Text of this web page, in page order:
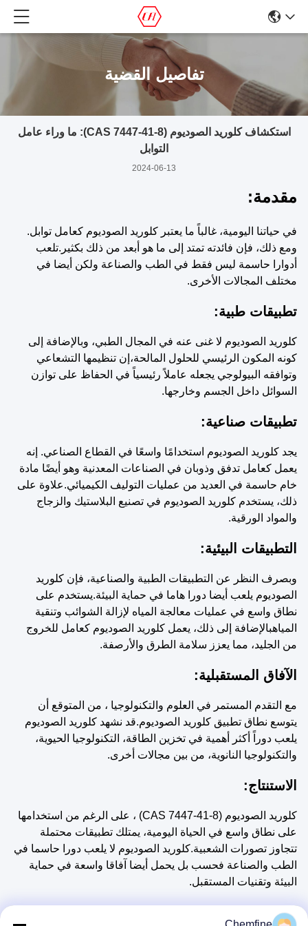
تفاصيل القضية
استكشاف كلوريد الصوديوم (CAS 7447-41-8): ما وراء عامل
التوابل
2024-06-13
مقدمة:
في حياتنا اليومية، غالباً ما يعتبر كلوريد الصوديوم كعامل توابل.
ومع ذلك، فإن فائدته تمتد إلى ما هو أبعد من ذلك بكثير.تلعب
أدوارا حاسمة ليس فقط في الطب والصناعة ولكن أيضا في
مختلف المجالات الأخرى.
تطبيقات طبية:
كلوريد الصوديوم لا غنى عنه في المجال الطبي، وبالإضافة إلى
كونه المكون الرئيسي للحلول المالحة،إن تنظيمها التشعاعي
وتوافقه البيولوجي يجعله عاملاً رئيسياً في الحفاظ على توازن
السوائل داخل الجسم وخارجها.
تطبيقات صناعية:
يجد كلوريد الصوديوم استخدامًا واسعًا في القطاع الصناعي. إنه
يعمل كعامل تدفق وذوبان في الصناعات المعدنية وهو أيضًا مادة
خام حاسمة في العديد من عمليات التوليف الكيميائي.علاوة على
ذلك، يستخدم كلوريد الصوديوم في تصنيع البلاستيك والزجاج
والمواد الورقية.
التطبيقات البيئية:
وبصرف النظر عن التطبيقات الطبية والصناعية، فإن كلوريد
الصوديوم يلعب أيضا دورا هاما في حماية البيئة.يستخدم على
نطاق واسع في عمليات معالجة المياه لإزالة الشوائب وتنقية
المياهبالإضافة إلى ذلك، يعمل كلوريد الصوديوم كعامل للخروج
من الجليد، مما يعزز سلامة الطرق والأرصفة.
الآفاق المستقبلية:
مع التقدم المستمر في العلوم والتكنولوجيا ، من المتوقع أن
يتوسع نطاق تطبيق كلوريد الصوديوم.قد نشهد كلوريد الصوديوم
يلعب دوراً أكثر أهمية في تخزين الطاقة، التكنولوجيا الحيوية،
والتكنولوجيا النانوية، من بين مجالات أخرى.
الاستنتاج:
كلوريد الصوديوم (CAS 7447-41-8) ، على الرغم من استخدامها
على نطاق واسع في الحياة اليومية، يمتلك تطبيقات محتملة
تتجاوز تصورات الشعبية.كلوريد الصوديوم لا يلعب دورا حاسما في
الطب والصناعة فحسب بل يحمل أيضا آفاقا واسعة في حماية
البيئة وتقنيات المستقبل.